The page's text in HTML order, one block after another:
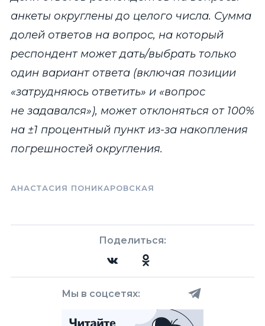
анкеты округлены до целого числа. Сумма
долей ответов на вопрос, на который
респондент может дать/выбрать только
один вариант ответа (включая позиции
«затрудняюсь ответить» и «вопрос
не задавался»), может отклоняться от 100%
на ±1 процентный пункт из-за накопления
погрешностей округления.
АНАСТАСИЯ ПОНИКАРОВСКАЯ
Поделиться:
Мы в соцсетях: